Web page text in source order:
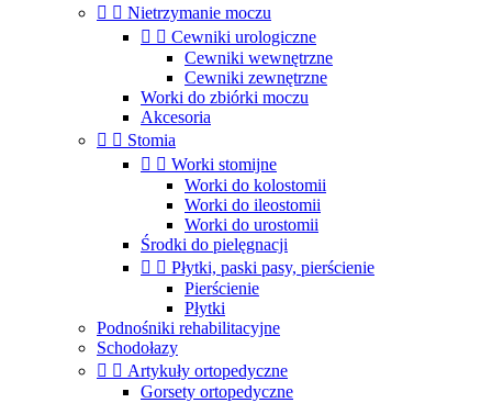
  Nietrzymanie moczu
  Cewniki urologiczne
Cewniki wewnętrzne
Cewniki zewnętrzne
Worki do zbiórki moczu
Akcesoria
  Stomia
  Worki stomijne
Worki do kolostomii
Worki do ileostomii
Worki do urostomii
Środki do pielęgnacji
  Płytki, paski pasy, pierścienie
Pierścienie
Płytki
Podnośniki rehabilitacyjne
Schodołazy
  Artykuły ortopedyczne
Gorsety ortopedyczne